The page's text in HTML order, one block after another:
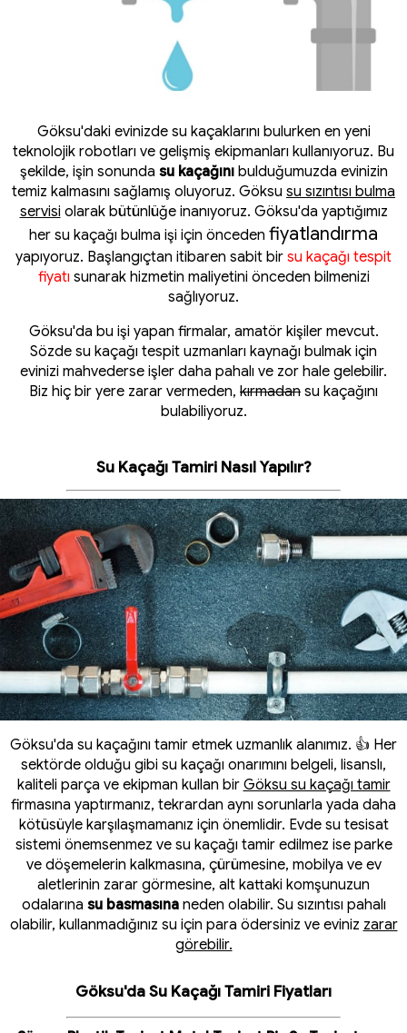
Göksu'daki evinizde su kaçaklarını bulurken en yeni
teknolojik robotları ve gelişmiş ekipmanları kullanıyoruz. Bu
şekilde, işin sonunda su kaçağınıbulduğumuzda evinizin
temiz kalmasını sağlamış oluyoruz. Göksu su sızıntısı bulma
servisi olarak bütünlüğe inanıyoruz. Göksu'da yaptığımız
her su kaçağı bulma işi için önceden fiyatlandırma
yapıyoruz. Başlangıçtan itibaren sabit bir su kaçağı tespit
fiyatı sunarak hizmetin maliyetini önceden bilmenizi
sağlıyoruz.
Göksu'da bu işi yapan firmalar, amatör kişiler mevcut.
Sözde su kaçağı tespit uzmanları kaynağı bulmak için
evinizi mahvederse işler daha pahalı ve zor hale gelebilir.
Biz hiç bir yere zarar vermeden, kırmadan su kaçağını
bulabiliyoruz.
Su Kaçağı Tamiri Nasıl Yapılır?
Göksu'da su kaçağını tamir etmek uzmanlık alanımız. 👍 Her
sektörde olduğu gibi su kaçağı onarımını belgeli, lisanslı,
kaliteli parça ve ekipman kullan bir Göksu su kaçağı tamir
firmasına yaptırmanız, tekrardan aynı sorunlarla yada daha
kötüsüyle karşılaşmamanız için önemlidir. Evde su tesisat
sistemi önemsenmez ve su kaçağı tamir edilmez ise parke
ve döşemelerin kalkmasına, çürümesine, mobilya ve ev
aletlerinin zarar görmesine, alt kattaki komşunuzun
odalarına su basmasınaneden olabilir. Su sızıntısı pahalı
olabilir, kullanmadığınız su için para ödersiniz ve eviniz zarar
görebilir.
Göksu'da Su Kaçağı Tamiri Fiyatları